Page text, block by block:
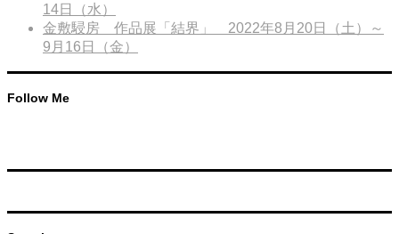
14日（水）
金敷駸房 作品展「結界」 2022年8月20日（土）～
9月16日（金）
Follow Me